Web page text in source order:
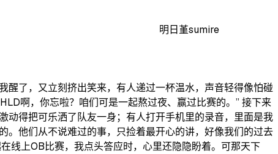
明日堇sumire
了，又立刻挤出笑来，有人递过一杯温水，声音轻得像怕碰
啊，你忘啦？咱们可是一起熬过夜、赢过比赛的。” 接下来
动得把可乐洒了队友一身；有人打开手机里的录音，里面是我
。他们从不说难过的事，只捡着最开心的讲，好像我们的过去
线上OB比赛，我点头答应时，心里还隐隐盼着。可那天下